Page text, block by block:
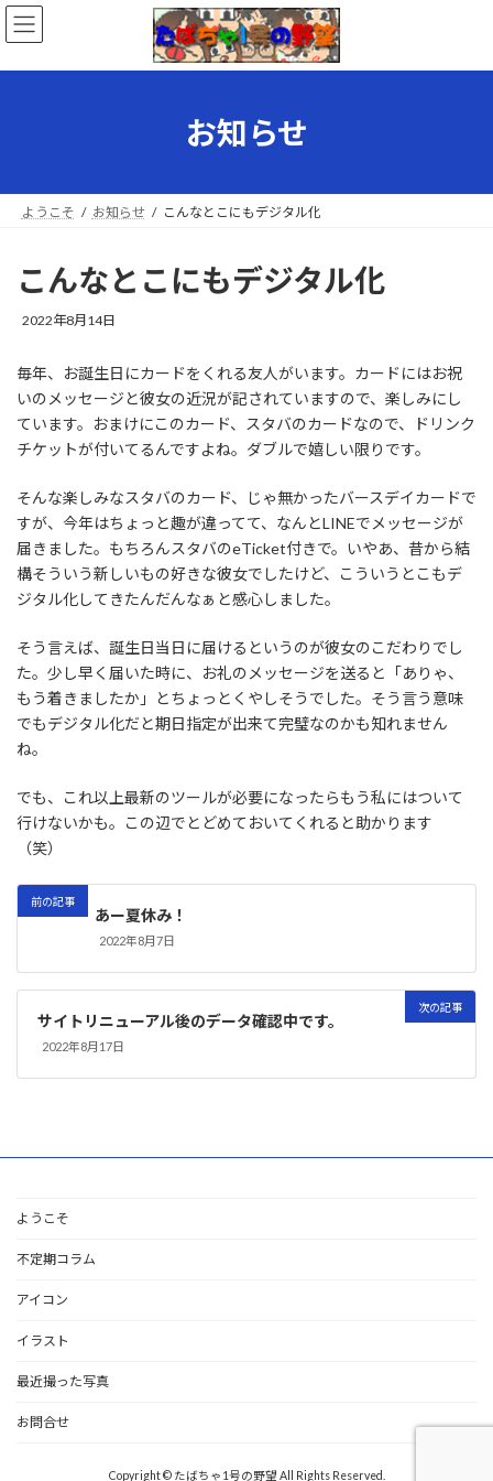
コ
ン
ン
ナ
ビ
ー
お知らせ
ようこそ お知らせ こんなとこにもデジタル化
こんなとこにもデジタル化
2022年8月14日
新
日
時
:
毎年、お誕生日にカードをくれる友人がいます。カードにはお祝
いのメッセージと彼女の近況が記されていますので、楽しみにし
ています。おまけにこのカード、スタバのカードなので、ドリンク
チケットが付いてるんですよね。ダブルで嬉しい限りです。
そんな楽しみなスタバのカード、じゃ無かったバースデイカードで
すが、今年はちょっと趣が違ってて、なんとLINEでメッセージが
届きました。もちろんスタバのeTicket付きで。いやあ、昔から結
構そういう新しいもの好きな彼女でしたけど、こういうとこもデ
ジタル化してきたんだんなぁと感心しました。
そう言えば、誕生日当日に届けるというのが彼女のこだわりでし
た。少し早く届いた時に、お礼のメッセージを送ると「ありゃ、
もう着きましたか」とちょっとくやしそうでした。そう言う意味
でもデジタル化だと期日指定が出来て完璧なのかも知れません
ね。
でも、これ以上最新のツールが必要になったらもう私にはついて
行けないかも。この辺でとどめておいてくれると助かります
（笑）
前の記事
あー夏休み！
2022年8月7日
次の記事
サイトリニューアル後のデータ確認中です。
2022年8月17日
ようこそ
不定期コラム
アイコン
イラスト
最近撮った写真
お問合せ
Copyright © たばちゃ1号の野望 All Rights Reserved.